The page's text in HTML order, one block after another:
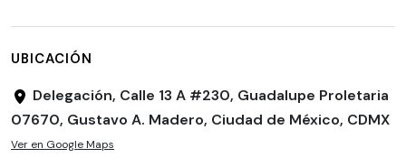
UBICACIÓN
Delegación, Calle 13 A #230, Guadalupe Proletaria
07670, Gustavo A. Madero, Ciudad de México, CDMX
Ver en Google Maps